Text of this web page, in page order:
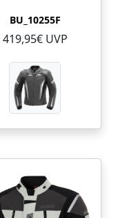
BU_10255F
419,95€ UVP